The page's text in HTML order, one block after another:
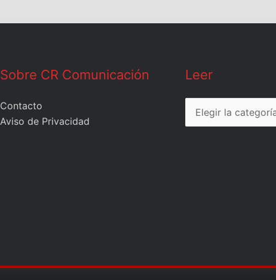
Sobre CR Comunicación
Contacto
Aviso de Privacidad
Leer
Leer